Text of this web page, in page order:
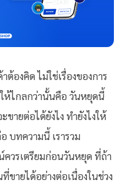
ต้องคิด ไม่ใช่เรื่องของการ
ห้ไกลกว่านั้นคือ วันหยุดนี้
ขายต่อได้ยังไง ทำยังไงให้
บทความนี้ เรารวม
วรเตรียมก่อนวันหยุด ที่ถ้า
ายได้อย่างต่อเนื่องในช่วง